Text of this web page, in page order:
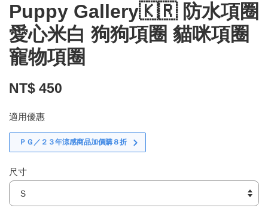
Puppy Gallery🇰🇷 防水項圈
愛心米白 狗狗項圈 貓咪項圈
寵物項圈
NT$ 450
適用優惠
ＰＧ／２３年涼感商品加價購８折
尺寸